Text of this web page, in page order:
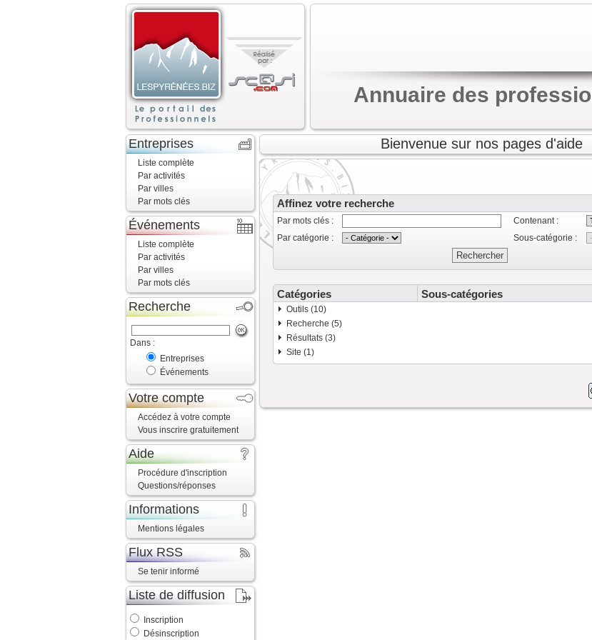
Annuaire des
Entreprises
Liste complète
Par activités
Par villes
Par mots clés
Événements
Liste complète
Par activités
Par villes
Par mots clés
Recherche
Dans :
Entreprises
Événements
Votre compte
Accédez à votre compte
Vous inscrire gratuitement
Aide
Procédure d'inscription
Questions/réponses
Informations
Mentions légales
Flux RSS
Se tenir informé
Liste de diffusion
Inscription
Désinscription
Bienvenue sur nos pages d'aide
Affinez votre recherche
Par mots clés :
Contenant :
Par catégorie :
Sous-catégorie :
Catégories Sous-catégories
Outils (10)
Recherche (5)
Résultats (3)
Site (1)